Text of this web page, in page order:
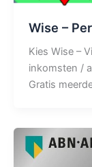
Wise –
Kies Wise –
inkomsten /
Gratis